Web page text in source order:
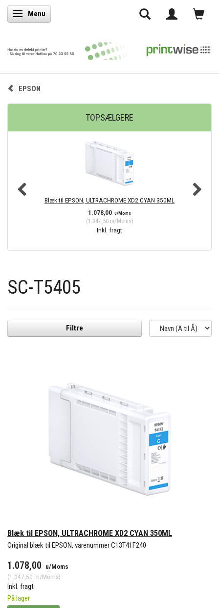
Skifte navigation
Menu
EPSON
TOPSÆLGERE
Blæk til EPSON, ULTRACHROME XD2 CYAN 350ML
1.078,00 u/Moms
(1.347,50m/Moms)
Inkl. fragt
SC-T5405
Filtre
Blæk til EPSON, ULTRACHROME XD2 CYAN 350ML
Original blæk til EPSON, varenummer C13T41F240
1.078,00
u/Moms
(1.347,50 m/Moms)
Inkl. fragt
På lager